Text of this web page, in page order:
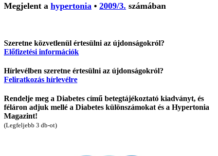
Megjelent a hypertonia • 2009/3. számában
Szeretne közvetlenül értesülni az újdonságokról?
Előfizetési információk
Hírlevélben szeretne értesülni az újdonságokról?
Feliratkozás hírlevélre
Rendelje meg a Diabetes című betegtájékoztató kiadványt, és
féláron adjuk mellé a Diabetes különszámokat és a Hypertonia
Magazint!
(Legfeljebb 3 db-ot)